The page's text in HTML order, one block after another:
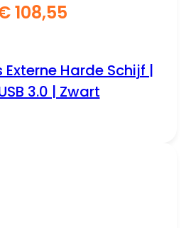
108,55
Externe Harde Schijf |
3.0 | Zwart